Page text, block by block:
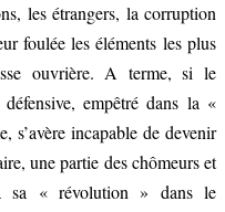
les étrangers, la corruption
foulée les éléments les plus
ouvrière. A terme, si le
empêtré dans la «
s’avère incapable de devenir
une partie des chômeurs et
sa « révolution » dans le